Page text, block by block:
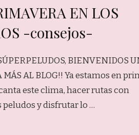
EN LOS
-consejos-
BIENVENIDOS
MÁS AL BLOG!! Ya estamos en
este clima, hacer rutas con
peludos y disfrutar lo …